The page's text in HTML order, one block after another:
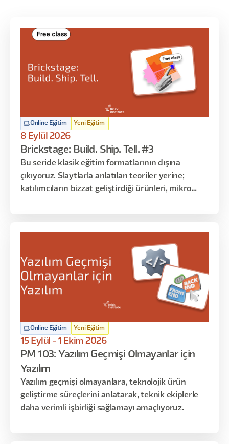
Online Eğitim Yeni Eğitim
8 Eylül 2026
Brickstage: Build. Ship. Tell. #3
Bu seride klasik eğitim formatlarının dışına
çıkıyoruz. Slaytlarla anlatılan teoriler yerine;
katılımcıların bizzat geliştirdiği ürünleri, mikro
Online Eğitim Yeni Eğitim
15 Eylül - 1 Ekim 2026
PM 103: Yazılım Geçmişi Olmayanlar için
Yazılım
Yazılım geçmişi olmayanlara, teknolojik ürün
geliştirme süreçlerini anlatarak, teknik ekiplerle
daha verimli işbirliği sağlamayı amaçlıyoruz.